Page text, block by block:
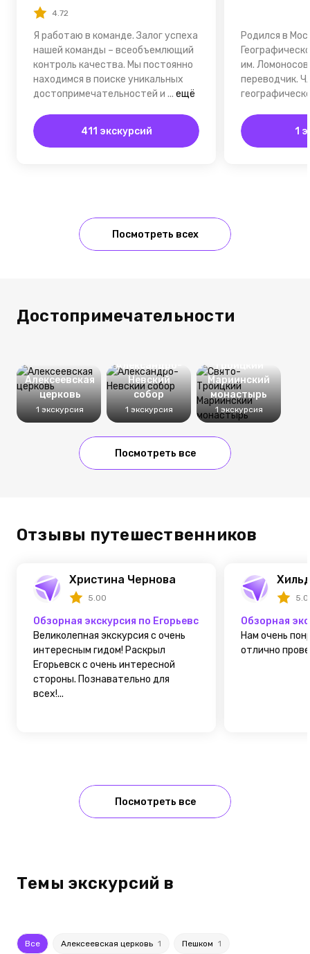
4.72
Я работаю в команде. Залог успеха
нашей команды – всеобъемлющий
контроль качества. Мы постоянно
находимся в поиске уникальных
достопримечательностей и ... ещё
411 экскурсий
Родился в
им.
переводчик.
1
Посмотреть всех
Достопримечательности
Алексеевская
церковь
1 экскурсия
Александро-
Невский
собор
1 экскурсия
Мариинский
монастырь
1 экскурсия
Посмотреть все
Отзывы путешественников
Христина Чернова
5.00
Обзорная экскурсия по Егорьевску
Великолепная экскурсия с очень
интересным гидом! Раскрыл
Егорьевск с очень интересной
стороны. Познавательно для
всех!...
Обзорная
Нам очень
отлично
Посмотреть все
Темы экскурсий в
Все Алексеевская церковь 1 Пешком 1